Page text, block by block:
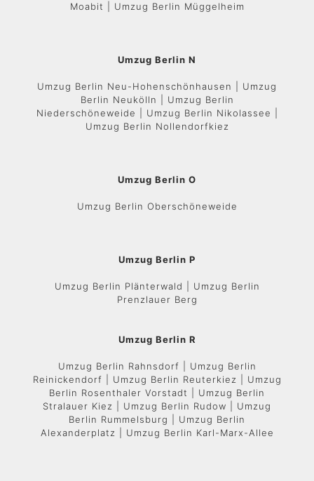
Moabit | Umzug Berlin Müggelheim
Umzug Berlin N
Umzug Berlin Neu-Hohenschönhausen | Umzug
Berlin Neukölln | Umzug Berlin
Niederschöneweide | Umzug Berlin Nikolassee |
Umzug Berlin Nollendorfkiez
Umzug Berlin O
Umzug Berlin Oberschöneweide
Umzug Berlin P
Umzug Berlin Plänterwald | Umzug Berlin
Prenzlauer Berg
Umzug Berlin R
Umzug Berlin Rahnsdorf | Umzug Berlin
Reinickendorf | Umzug Berlin Reuterkiez | Umzug
Berlin Rosenthaler Vorstadt | Umzug Berlin
Stralauer Kiez | Umzug Berlin Rudow | Umzug
Berlin Rummelsburg | Umzug Berlin
Alexanderplatz | Umzug Berlin Karl-Marx-Allee